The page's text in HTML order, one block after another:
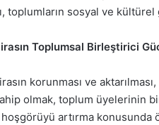
toplumların sosyal ve
Toplumsal Birleştirici
korunması ve
olmak, toplum üyelerinin
artırma